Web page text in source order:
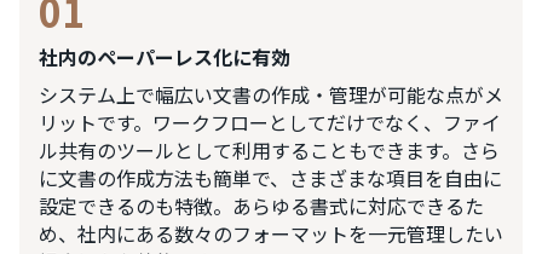
社内のペーパーレス化に有効
システム上で幅広い文書の作成・管理が可能な点がメ
リットです。ワークフローとしてだけでなく、ファイ
ル共有のツールとして利用することもできます。さら
に文書の作成方法も簡単で、さまざまな項目を自由に
設定できるのも特徴。あらゆる書式に対応できるた
め、社内にある数々のフォーマットを一元管理したい